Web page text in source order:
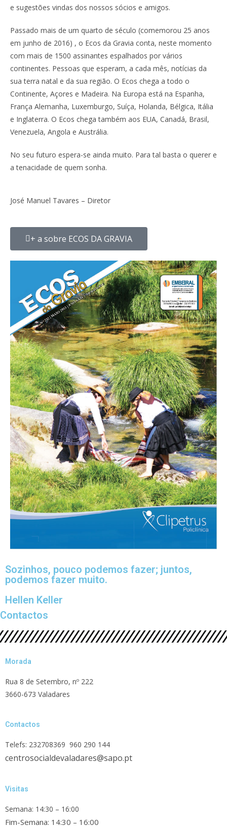
e sugestões vindas dos nossos sócios e amigos.
Passado mais de um quarto de século (comemorou 25 anos
em junho de 2016) , o Ecos da Gravia conta, neste momento
com mais de 1500 assinantes espalhados por vários
continentes. Pessoas que esperam, a cada mês, notícias da
sua terra natal e da sua região. O Ecos chega a todo o
Continente, Açores e Madeira. Na Europa está na Espanha,
França Alemanha, Luxemburgo, Suíça, Holanda, Bélgica, Itália
e Inglaterra. O Ecos chega também aos EUA, Canadá, Brasil,
Venezuela, Angola e Austrália.
No seu futuro espera-se ainda muito. Para tal basta o querer e
a tenacidade de quem sonha.
José Manuel Tavares – Diretor
+ a sobre ECOS DA GRAVIA
Sozinhos, pouco podemos fazer; juntos,
podemos fazer muito.
Hellen Keller
Contactos
Morada
Rua 8 de Setembro, nº 222
3660-673 Valadares
Contactos
Telefs: 232708369 960 290 144
centrosocialdevaladares@sapo.pt
Visitas
Semana: 14:30 – 16:00
Fim-Semana: 14:30 – 16:00